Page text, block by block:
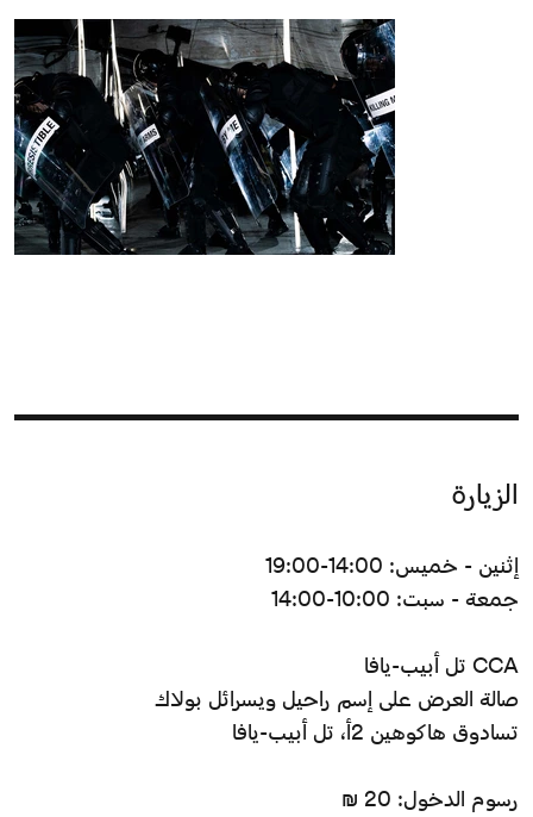
الزيارة
إثنين - خميس: 14:00-19:00
جمعة - سبت: 10:00-14:00
CCA تل أبيب-يافا
صالة العرض على إسم راحيل ويسرائل بولاك
تسادوق هاكوهين 2أ، تل أبيب-يافا
رسوم الدخول: 20 ₪